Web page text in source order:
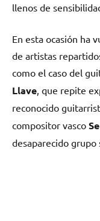
llenos de
En esta ocasión ha
de artistas
como el caso del
Llave , que repite
reconocido
compositor vasco
desaparecido grupo